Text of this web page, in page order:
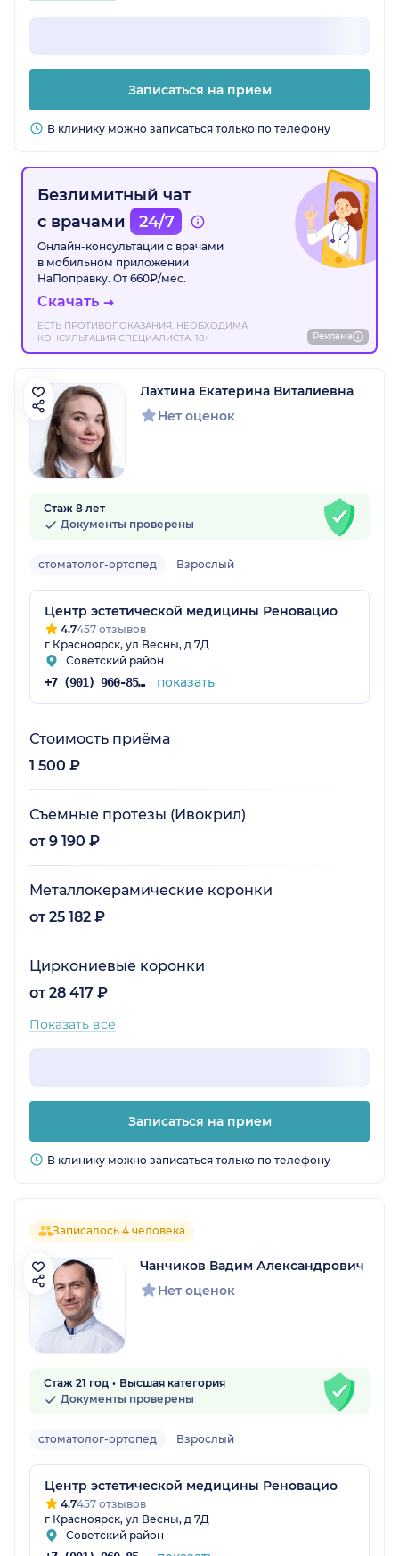
Записаться на прием
В клинику можно записаться только по телефону
Безлимитный чат
с врачами
24/7
Онлайн-консультации с врачами
в мобильном приложении
НаПоправку. От 660₽/мес.
Скачать
ЕСТЬ ПРОТИВОПОКАЗАНИЯ. НЕОБХОДИМА
КОНСУЛЬТАЦИЯ СПЕЦИАЛИСТА. 18+
Реклама
Лахтина Екатерина Виталиевна
Нет оценок
Стаж 8 лет
Документы проверены
стоматолог-ортопед Взрослый
Центр эстетической медицины Реновацио
4.7457 отзывов
г Красноярск, ул Весны, д 7Д
Советский район
+7 (901) 960-85-97 показать
Стоимость приёма
1 500 ₽
Съемные протезы (Ивокрил)
от 9 190 ₽
Металлокерамические коронки
от 25 182 ₽
Циркониевые коронки
от 28 417 ₽
Показать все
Записаться на прием
В клинику можно записаться только по телефону
Записалось 4 человека
Чанчиков Вадим Александрович
Нет оценок
Стаж 21 год
Высшая категория
Документы проверены
стоматолог-ортопед Взрослый
Центр эстетической медицины Реновацио
4.7457 отзывов
г Красноярск, ул Весны, д 7Д
Советский район